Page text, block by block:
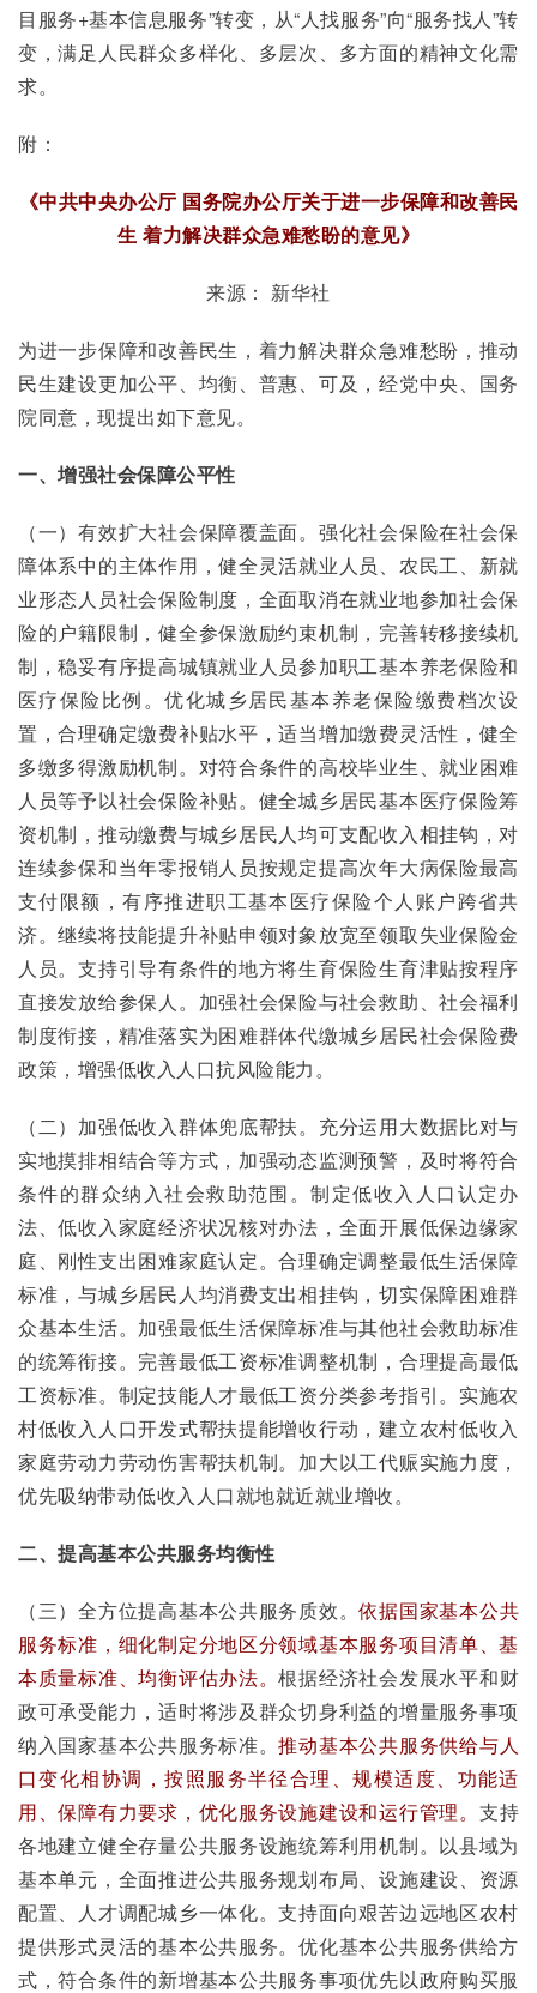
目服务+基本信息服务”转变，从“人找服务”向“服务找人”转
变，满足人民群众多样化、多层次、多方面的精神文化需
求。
附：
《中共中央办公厅 国务院办公厅关于进一步保障和改善民
生 着力解决群众急难愁盼的意见》
来源： 新华社
为进一步保障和改善民生，着力解决群众急难愁盼，推动
民生建设更加公平、均衡、普惠、可及，经党中央、国务
院同意，现提出如下意见。
一、增强社会保障公平性
（一）有效扩大社会保障覆盖面。强化社会保险在社会保
障体系中的主体作用，健全灵活就业人员、农民工、新就
业形态人员社会保险制度，全面取消在就业地参加社会保
险的户籍限制，健全参保激励约束机制，完善转移接续机
制，稳妥有序提高城镇就业人员参加职工基本养老保险和
医疗保险比例。优化城乡居民基本养老保险缴费档次设
置，合理确定缴费补贴水平，适当增加缴费灵活性，健全
多缴多得激励机制。对符合条件的高校毕业生、就业困难
人员等予以社会保险补贴。健全城乡居民基本医疗保险筹
资机制，推动缴费与城乡居民人均可支配收入相挂钩，对
连续参保和当年零报销人员按规定提高次年大病保险最高
支付限额，有序推进职工基本医疗保险个人账户跨省共
济。继续将技能提升补贴申领对象放宽至领取失业保险金
人员。支持引导有条件的地方将生育保险生育津贴按程序
直接发放给参保人。加强社会保险与社会救助、社会福利
制度衔接，精准落实为困难群体代缴城乡居民社会保险费
政策，增强低收入人口抗风险能力。
（二）加强低收入群体兜底帮扶。充分运用大数据比对与
实地摸排相结合等方式，加强动态监测预警，及时将符合
条件的群众纳入社会救助范围。制定低收入人口认定办
法、低收入家庭经济状况核对办法，全面开展低保边缘家
庭、刚性支出困难家庭认定。合理确定调整最低生活保障
标准，与城乡居民人均消费支出相挂钩，切实保障困难群
众基本生活。加强最低生活保障标准与其他社会救助标准
的统筹衔接。完善最低工资标准调整机制，合理提高最低
工资标准。制定技能人才最低工资分类参考指引。实施农
村低收入人口开发式帮扶提能增收行动，建立农村低收入
家庭劳动力劳动伤害帮扶机制。加大以工代赈实施力度，
优先吸纳带动低收入人口就地就近就业增收。
二、提高基本公共服务均衡性
（三）全方位提高基本公共服务质效。依据国家基本公共
服务标准，细化制定分地区分领域基本服务项目清单、基
本质量标准、均衡评估办法。根据经济社会发展水平和财
政可承受能力，适时将涉及群众切身利益的增量服务事项
纳入国家基本公共服务标准。推动基本公共服务供给与人
口变化相协调，按照服务半径合理、规模适度、功能适
用、保障有力要求，优化服务设施建设和运行管理。 支持
各地建立健全存量公共服务设施统筹利用机制。以县域为
基本单元，全面推进公共服务规划布局、设施建设、资源
配置、人才调配城乡一体化。支持面向艰苦边远地区农村
提供形式灵活的基本公共服务。优化基本公共服务供给方
式，符合条件的新增基本公共服务事项优先以政府购买服